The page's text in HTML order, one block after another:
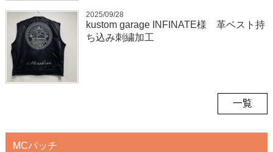
2025/09/28
kustom garage INFINATE様 革ベスト持
ち込み刺繍加工
一覧
MCパッチ